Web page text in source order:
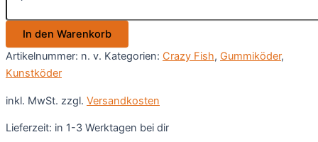
1.6
MengeIn den Warenkorb
Artikelnummer: n. v. Kategorien: Crazy Fish, Gummiköder,
Kunstköder
inkl. MwSt. zzgl. Versandkosten
Lieferzeit: in 1-3 Werktagen bei dir